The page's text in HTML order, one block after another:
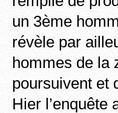
un 3ème
révèle par
hommes de la
poursuivent et
Hier l’enquête